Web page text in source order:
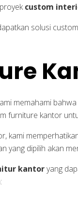
custom
solusi
memahami
furniture kantor
yang dipilih akan
kantoryang